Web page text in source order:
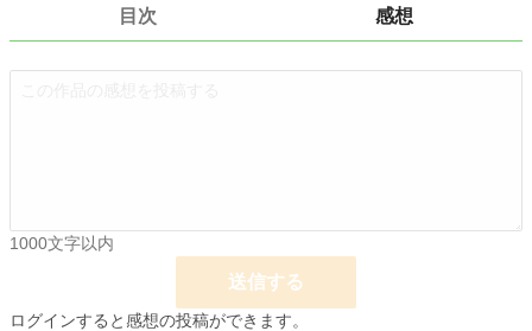
2026.07.16 23:04
目次 感想
1000文字以内
送信する
ログインすると感想の投稿ができます。